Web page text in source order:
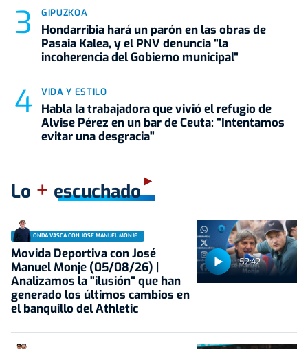
GIPUZKOA
Hondarribia hará un parón en las obras de
Pasaia Kalea, y el PNV denuncia "la
incoherencia del Gobierno municipal"
VIDA Y ESTILO
Habla la trabajadora que vivió el refugio de
Alvise Pérez en un bar de Ceuta: "Intentamos
evitar una desgracia"
Lo + escuchado
52:42
ONDA VASCA CON JOSÉ MANUEL MONJE
Movida Deportiva con José
Manuel Monje (05/08/26) |
Analizamos la "ilusión" que han
generado los últimos cambios en
el banquillo del Athletic